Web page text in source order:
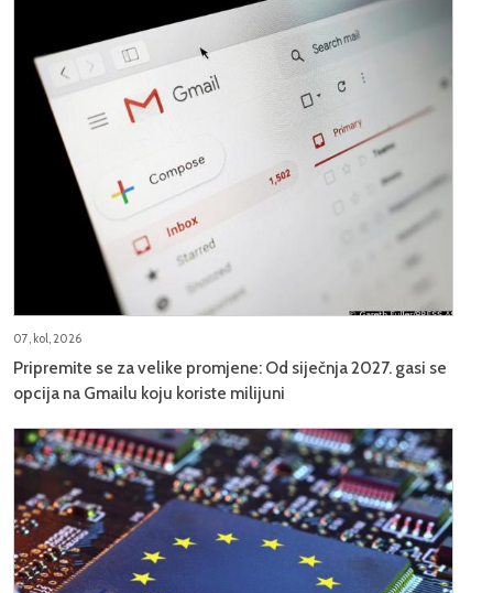
07, kol, 2026
Pripremite se za velike promjene: Od siječnja 2027. gasi se
opcija na Gmailu koju koriste milijuni